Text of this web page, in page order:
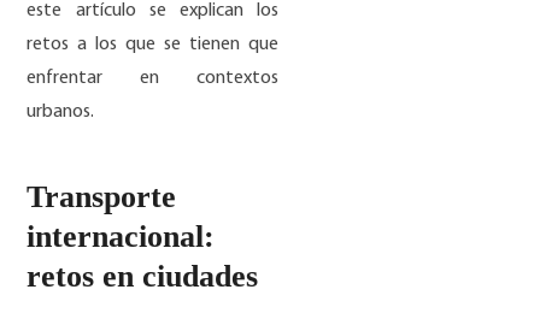
este artículo se explican los
retos a los que se tienen que
enfrentar en contextos
urbanos.
Transporte
internacional:
retos en ciudades